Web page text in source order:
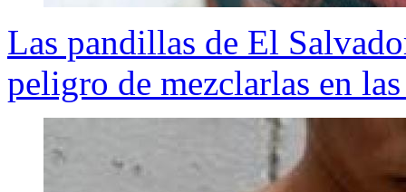
Las pandillas de El
peligro de mezclarlas en